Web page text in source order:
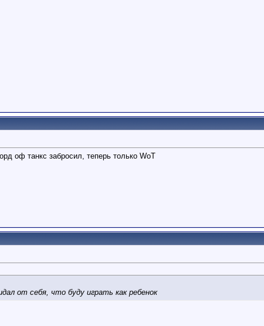
оф танкс забросил, теперь только WoT
от себя, что буду играть как ребенок